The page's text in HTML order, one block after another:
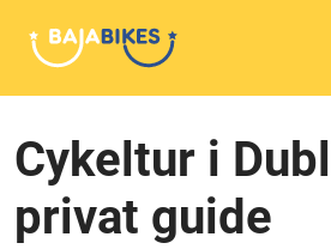
Cykeltur i
privat guide